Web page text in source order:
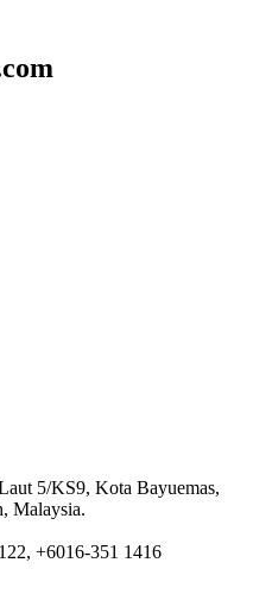
5/KS9, Kota Bayuemas,
Malaysia.
+6016-351 1416